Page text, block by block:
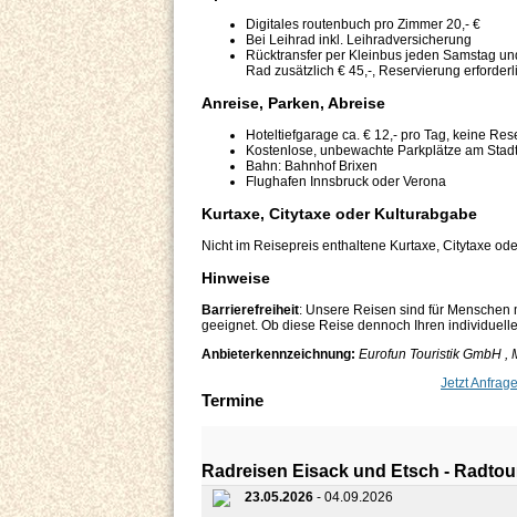
Digitales routenbuch pro Zimmer 20,- €
Bei Leihrad inkl. Leihradversicherung
Rücktransfer per Kleinbus jeden Samstag
Rad zusätzlich € 45,-, Reservierung
Anreise, Parken, Abreise
Hoteltiefgarage ca. € 12,- pro Tag, keine
Kostenlose, unbewachte Parkplätze am
Bahn: Bahnhof Brixen
Flughafen Innsbruck oder Verona
Kurtaxe, Citytaxe oder Kulturabgabe
Nicht im Reisepreis enthaltene Kurtaxe, Citytaxe
Hinweise
Barrierefreiheit: Unsere Reisen sind für
geeignet. Ob diese Reise dennoch Ihren
Anbieterkennzeichnung: Eurofun Touristik GmbH ,
Jetzt
Termine
Radreisen Eisack und Etsch -
23.05.2026 - 04.09.2026